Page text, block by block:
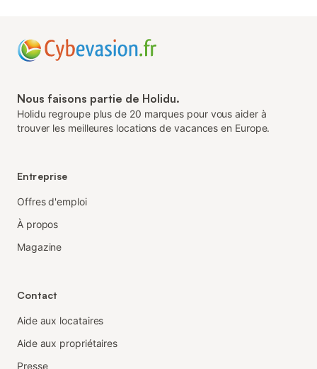
Nous faisons partie de Holidu.
Holidu regroupe plus de 20 marques pour vous aider à
trouver les meilleures locations de vacances en Europe.
Entreprise
Offres d'emploi
À propos
Magazine
Contact
Aide aux locataires
Aide aux propriétaires
Presse